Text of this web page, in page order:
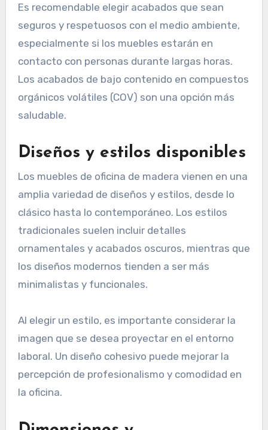
Es recomendable elegir acabados que sean
seguros y respetuosos con el medio ambiente,
especialmente si los muebles estarán en
contacto con personas durante largas horas.
Los acabados de bajo contenido en compuestos
orgánicos volátiles (COV) son una opción más
saludable.
Diseños y estilos disponibles
Los muebles de oficina de madera vienen en una
amplia variedad de diseños y estilos, desde lo
clásico hasta lo contemporáneo. Los estilos
tradicionales suelen incluir detalles
ornamentales y acabados oscuros, mientras que
los diseños modernos tienden a ser más
minimalistas y funcionales.
Al elegir un estilo, es importante considerar la
imagen que se desea proyectar en el entorno
laboral. Un diseño cohesivo puede mejorar la
percepción de profesionalismo y comodidad en
la oficina.